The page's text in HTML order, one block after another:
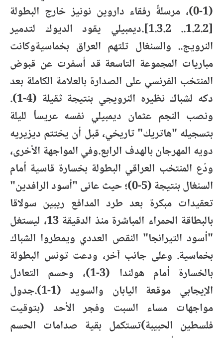
(1-0)، مرسلةً رفقاء داروين نونيز خارج البطولة
[1.2.2.. 1.3.2].ديمبيلي يقود الديوك لتدمير
النرويج.. والسنغال تلتهم العراق بخماسيةوكانت
مباريات المجموعة التاسعة قد أسفرت عن قبوض
المنتخب الفرنسي على الصدارة بالعلامة الكاملة بعد
دكه لشباك نظيره النرويجي بنتيجة ثقيلة (4-1).
ونصب النجم عثمان ديمبيلي نفسه عريساً لليلة
بتسجيله "هاتريك" تاريخي، قبل أن يختتم ديزيريه
دويه المهرجان بالهدف الرابع.وفي المواجهة الأخرى،
ودّع المنتخب العراقي البطولة بخسارة قاسية أمام
السنغال بنتيجة (5-0)؛ حيث عانى "أسود الرافدين"
تعقيدات مبكرة بعد طرد المدافع ريبين سولاقا
بالبطاقة الحمراء المباشرة منذ الدقيقة 13، ليستغل
"أسود التيرانجا" النقص العددي ويمطروا الشباك
بخماسية. وعلى جانب آخر، ودعت تونس البطولة
بالخسارة أمام هولندا (3-1)، وحسم التعادل
الإيجابي موقعة اليابان والسويد (1-1).جدول
مواجهات مساء السبت وفجر الأحد (بتوقيت
فلسطين الحبيبة)تستكمل بقية صدامات الحسم